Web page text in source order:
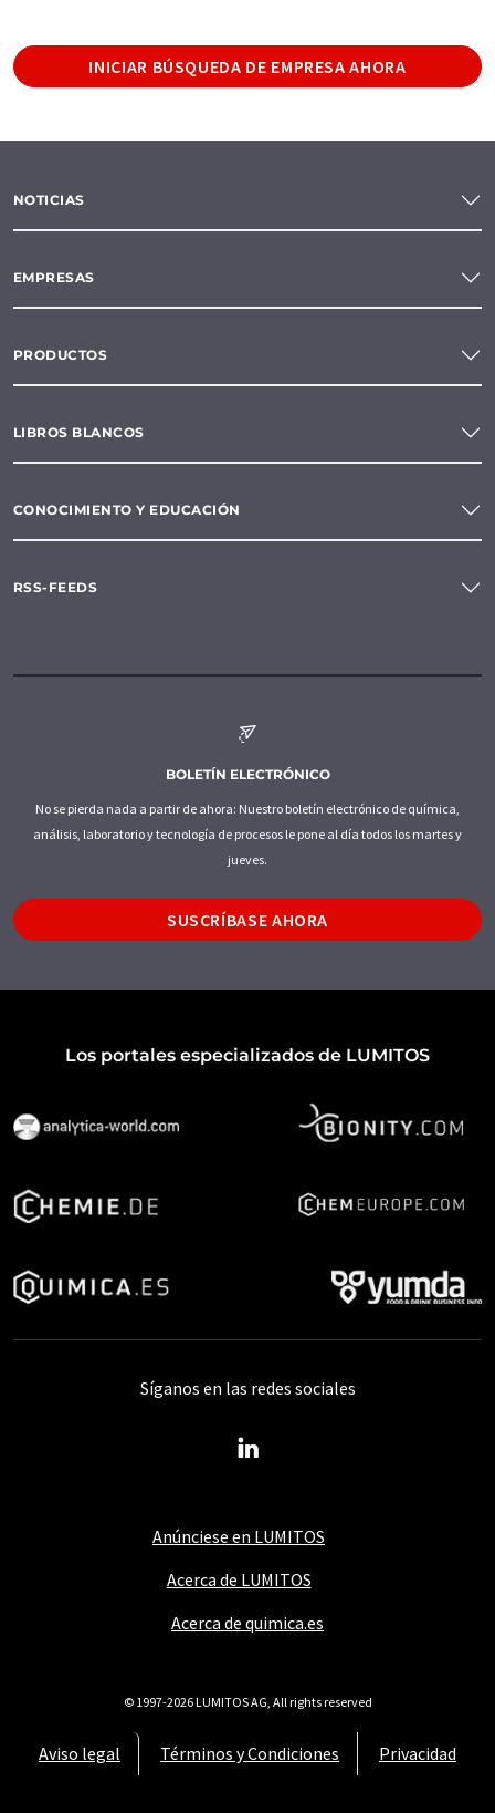
INICIAR BÚSQUEDA DE EMPRESA AHORA
NOTICIAS
EMPRESAS
PRODUCTOS
LIBROS BLANCOS
CONOCIMIENTO Y EDUCACIÓN
RSS-FEEDS
BOLETÍN ELECTRÓNICO
No se pierda nada a partir de ahora: Nuestro boletín electrónico de química,
análisis, laboratorio y tecnología de procesos le pone al día todos los martes y
jueves.
SUSCRÍBASE AHORA
Los portales especializados de LUMITOS
Anúnciese en LUMITOS
Acerca de LUMITOS
Acerca de quimica.es
Aviso legal Términos y Condiciones Privacidad
Síganos en las redes sociales
© 1997-2026 LUMITOS AG, All rights reserved